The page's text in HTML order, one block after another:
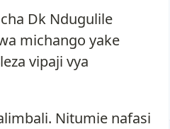
Dk Ndugulile
michango yake
vipaji vya
Nitumie nafasi